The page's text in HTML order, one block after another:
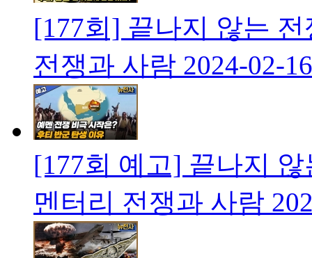
[177회] 끝나지 않는
전쟁과 사람 2024-02-16
[177회 예고] 끝나지
멘터리 전쟁과 사람